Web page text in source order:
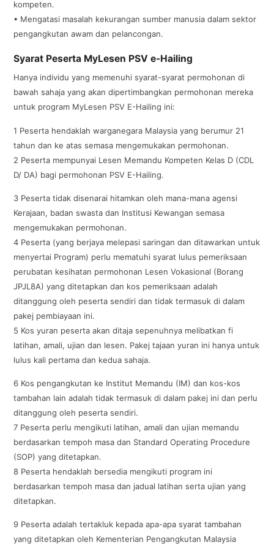
kompeten.
• Mengatasi masalah kekurangan sumber manusia dalam sektor
pengangkutan awam dan pelancongan.
Syarat Peserta MyLesen PSV e-Hailing
Hanya individu yang memenuhi syarat-syarat permohonan di
bawah sahaja yang akan dipertimbangkan permohonan mereka
untuk program MyLesen PSV E-Hailing ini:
1 Peserta hendaklah warganegara Malaysia yang berumur 21
tahun dan ke atas semasa mengemukakan permohonan.
2 Peserta mempunyai Lesen Memandu Kompeten Kelas D (CDL
D/ DA) bagi permohonan PSV E-Hailing.
3 Peserta tidak disenarai hitamkan oleh mana-mana agensi
Kerajaan, badan swasta dan Institusi Kewangan semasa
mengemukakan permohonan.
4 Peserta (yang berjaya melepasi saringan dan ditawarkan untuk
menyertai Program) perlu mematuhi syarat lulus pemeriksaan
perubatan kesihatan permohonan Lesen Vokasional (Borang
JPJL8A) yang ditetapkan dan kos pemeriksaan adalah
ditanggung oleh peserta sendiri dan tidak termasuk di dalam
pakej pembiayaan ini.
5 Kos yuran peserta akan ditaja sepenuhnya melibatkan fi
latihan, amali, ujian dan lesen. Pakej tajaan yuran ini hanya untuk
lulus kali pertama dan kedua sahaja.
6 Kos pengangkutan ke Institut Memandu (IM) dan kos-kos
tambahan lain adalah tidak termasuk di dalam pakej ini dan perlu
ditanggung oleh peserta sendiri.
7 Peserta perlu mengikuti latihan, amali dan ujian memandu
berdasarkan tempoh masa dan Standard Operating Procedure
(SOP) yang ditetapkan.
8 Peserta hendaklah bersedia mengikuti program ini
berdasarkan tempoh masa dan jadual latihan serta ujian yang
ditetapkan.
9 Peserta adalah tertakluk kepada apa-apa syarat tambahan
yang ditetapkan oleh Kementerian Pengangkutan Malaysia